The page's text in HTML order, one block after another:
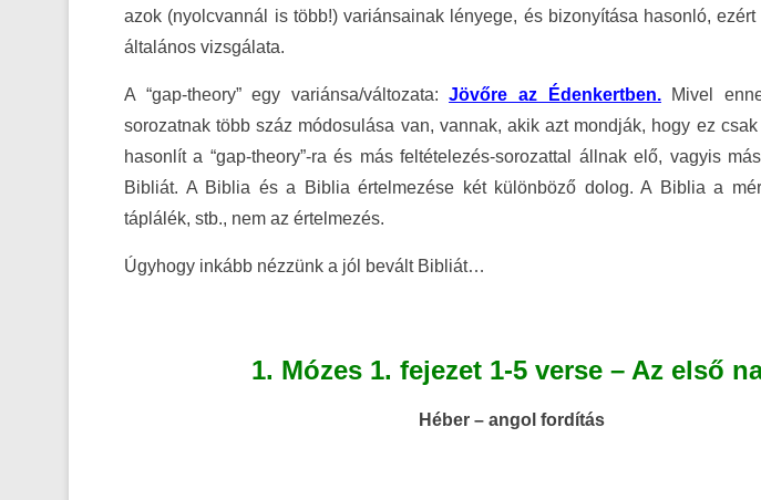
azok (nyolcvannál is több!) variánsainak lényege, és bizonyítása hasonló,
általános vizsgálata.
A “gap-theory” egy variánsa/változata:Jövőre az Édenkertben.Mivel
sorozatnak több száz módosulása van, vannak, akik azt mondják, hogy ez
hasonlít a “gap-theory”-ra és más feltételezés-sorozattal állnak elő, vagyis
Bibliát. A Biblia és a Biblia értelmezése két különböző dolog. A Biblia a
táplálék, stb., nem az értelmezés.
Úgyhogy inkább nézzünk a jól bevált Bibliát…
1. Mózes 1. fejezet 1-5 verse – Az első
Héber – angol fordítás